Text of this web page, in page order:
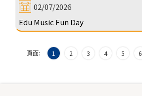
02/07/2026
Edu Music Fun Day
頁面: 1 2 3 4 5 6